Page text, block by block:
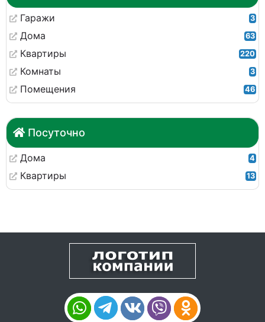
Гаражи 3
Дома 63
Квартиры 220
Комнаты 3
Помещения 46
Посуточно
Дома 4
Квартиры 13